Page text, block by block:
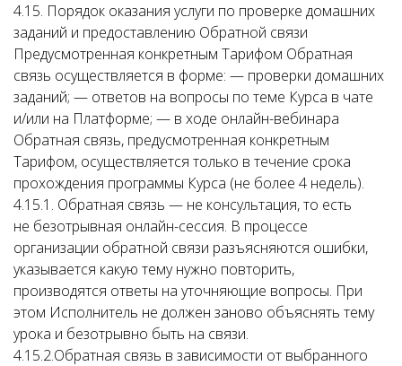
4.15. Порядок оказания услуги по проверке домашних
заданий и предоставлению Обратной связи
Предусмотренная конкретным Тарифом Обратная
связь осуществляется в форме: — проверки домашних
заданий; — ответов на вопросы по теме Курса в чате
и/или на Платформе; — в ходе онлайн-вебинара
Обратная связь, предусмотренная конкретным
Тарифом, осуществляется только в течение срока
прохождения программы Курса (не более 4 недель).
4.15.1. Обратная связь — не консультация, то есть
не безотрывная онлайн-сессия. В процессе
организации обратной связи разъясняются ошибки,
указывается какую тему нужно повторить,
производятся ответы на уточняющие вопросы. При
этом Исполнитель не должен заново объяснять тему
урока и безотрывно быть на связи.
4.15.2.Обратная связь в зависимости от выбранного